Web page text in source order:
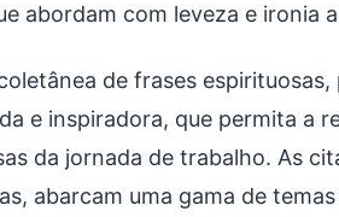
abordam com leveza e ironia
de frases
e inspiradora, que permita a
da jornada de trabalho. As
abarcam uma gama de